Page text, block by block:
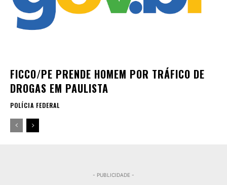
FICCO/PE PRENDE HOMEM POR TRÁFICO DE
DROGAS EM PAULISTA
POLÍCIA FEDERAL
- PUBLICIDADE -